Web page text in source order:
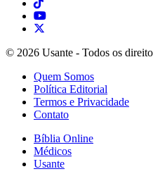
© 2026 Usante - Todos os
Quem Somos
Política Editorial
Termos e Privacidade
Contato
Bíblia Online
Médicos
Usante